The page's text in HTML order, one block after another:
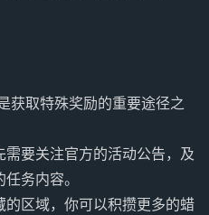
获取特殊奖励的重要途径之
要关注官方的活动公告，及
务内容。
区域，你可以积攒更多的蜡